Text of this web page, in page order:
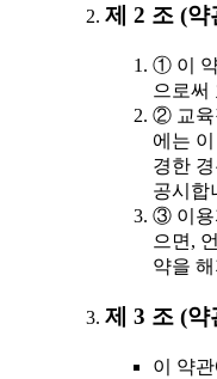
제 2 조 (
① 이
으로써
② 교육
에는
경한
공시합
③ 이용
으면,
약을
제 3 조 (약
이 약